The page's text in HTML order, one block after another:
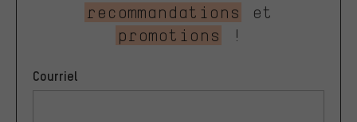
recommandations
et
promotions
!
Courriel